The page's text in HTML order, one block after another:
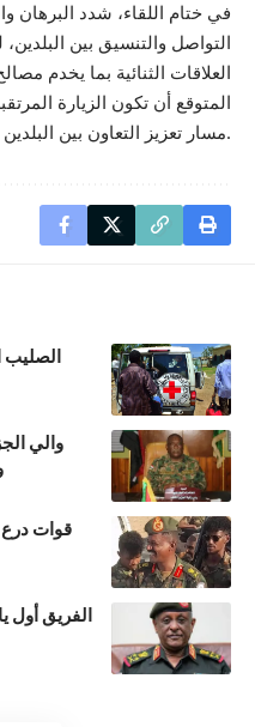
في ختام اللقاء، شدد البرهان
التواصل والتنسيق بين
العلاقات الثنائية بما يخدم
المتوقع أن تكون الزيارة
مسار تعزيز التعاون بين البلدين.
الصليب
والي
الفريق أول